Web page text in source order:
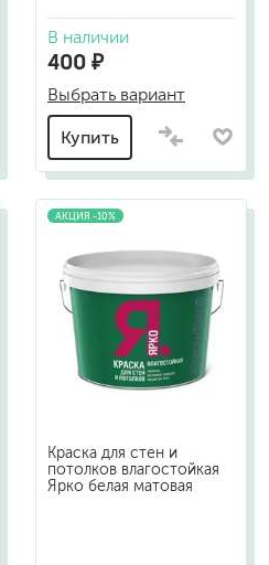
В наличии
400 ₽
Выбрать вариант
Купить
АКЦИЯ -10%
Краска для стен и
потолков влагостойкая
Ярко белая матовая